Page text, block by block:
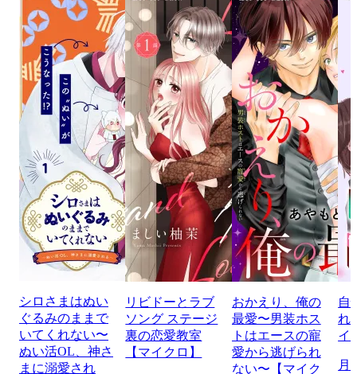
シロさまはぬい
ぐるみのままで
いてくれない〜
ぬい活OL、神さ
まに溺愛され
リビドーとラブ
ソング ステージ
裏の恋愛教室
【マイクロ】
おかえり、俺の
最愛〜男装ホス
トはエースの寵
愛から逃げられ
ない〜【マイク
自
れ
イ
月